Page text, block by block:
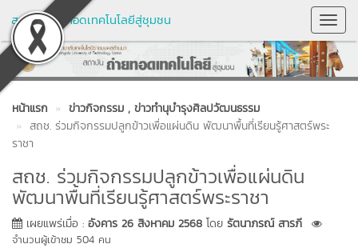
สถาบันถ่ายทอดเทคโนโลยีสู่ชุมชน
หน้าแรก ข่าวกิจกรรม , ข่าวทำนุบำรุงศิลปวัฒนธรรม
สถช. ร่วมกิจกรรมปลูกข้าวเพื่อแผ่นดิน พัฒนาพื้นที่เรียนรู้ศาสตร์พระ
ราชา
สถช. ร่วมกิจกรรมปลูกข้าวเพื่อแผ่นดิน
พัฒนาพื้นที่เรียนรู้ศาสตร์พระราชา
เผยแพร่เมื่อ : อังคาร 26 สิงหาคม 2568 โดย รัตนาภรณ์ สารภี
จำนวนผู้เข้าชม 504 คน